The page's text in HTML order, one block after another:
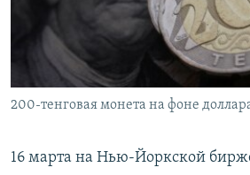
200-тенговая монета на фоне
16 марта на Нью-Йоркской